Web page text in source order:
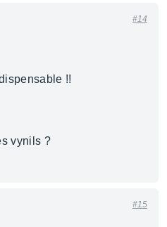
#14
!!
vynils ?
#15